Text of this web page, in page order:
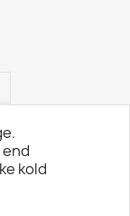
kold